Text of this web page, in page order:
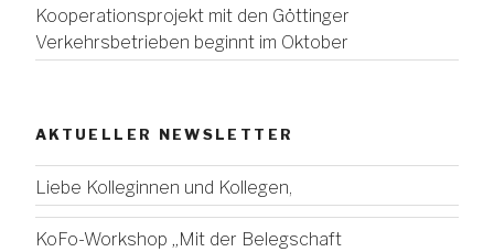
Kooperationsprojekt mit den Göttinger
Verkehrsbetrieben beginnt im Oktober
AKTUELLER NEWSLETTER
Liebe Kolleginnen und Kollegen,
KoFo-Workshop „Mit der Belegschaft